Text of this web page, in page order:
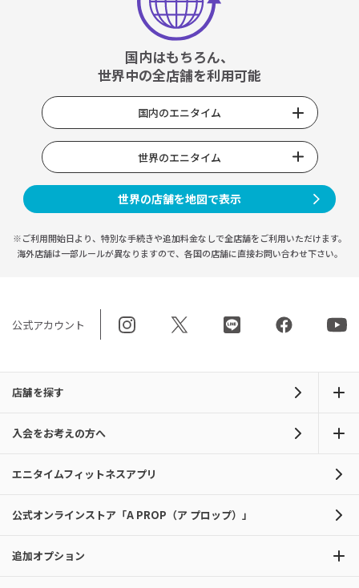
国内はもちろん、
世界中の全店舗を利用可能
国内のエニタイム
世界のエニタイム
世界の店舗を地図で表示
※ご利用開始日より、特別な手続きや追加料金なしで全店舗をご利用いただけます。
海外店舗は一部ルールが異なりますので、 各国の店舗に直接お問い合わせ下さい。
公式アカウント
店舗を探す
入会をお考えの方へ
エニタイムフィットネスアプリ
公式オンラインストア「A PROP（ア プロップ）」
追加オプション